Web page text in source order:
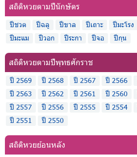
สถิติหวยตามปีนักษัตร
ปีชวด ปีฉลู ปีขาล ปีเถาะ ปีมะโรง
ปีมะแม
ปีวอก ปีระกา ปีจอ ปีกุน
สถิติหวยตามปีพุทธศักราช
ปี 2569 ปี 2568 ปี 2567 ปี 2566
ปี 2563
ปี 2562 ปี 2561 ปี 2560
ปี 2557
ปี 2556 ปี 2555 ปี 2554
ปี 2551
ปี 2550
สถิติหวยย้อนหลัง